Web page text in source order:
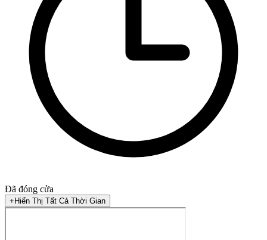
Đã đóng cửa
+Hiển Thị Tất Cả Thời Gian